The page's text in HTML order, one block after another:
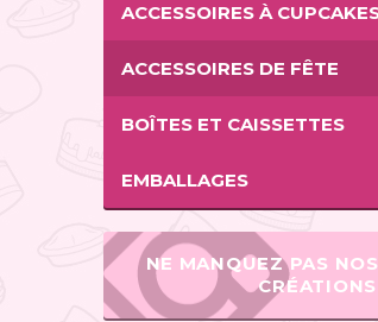
ACCESSOIRES À
ACCESSOIRES DE FÊTE
BOÎTES ET CAISSETTES
EMBALLAGES
NE MANQUEZ PAS